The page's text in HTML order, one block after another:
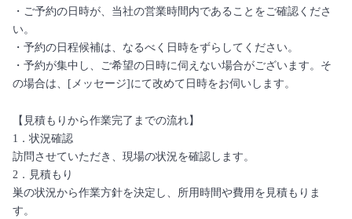
・ご予約の日時が、当社の営業時間内であることをご確認くださ
い。
・予約の日程候補は、なるべく日時をずらしてください。
・予約が集中し、ご希望の日時に伺えない場合がございます。そ
の場合は、[メッセージ]にて改めて日時をお伺いします。
【見積もりから作業完了までの流れ】
1．状況確認
訪問させていただき、現場の状況を確認します。
2．見積もり
巣の状況から作業方針を決定し、所用時間や費用を見積もりま
す。